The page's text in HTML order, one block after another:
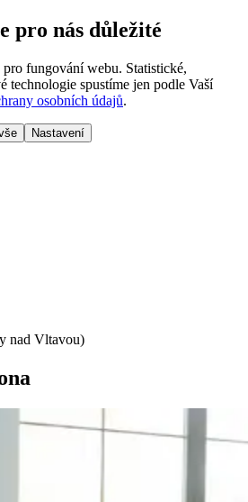
pro nás důležité
fungování webu. Statistické,
technologie spustíme jen podle Vaší
osobních údajů.
Nastavení
nad Vltavou)